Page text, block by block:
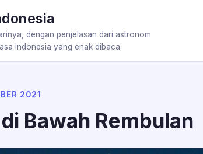
dengan penjelasan dari astronom
Indonesia yang enak dibaca.
2021
Bawah Rembulan